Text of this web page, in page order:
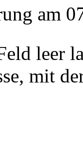
am
leer
mit